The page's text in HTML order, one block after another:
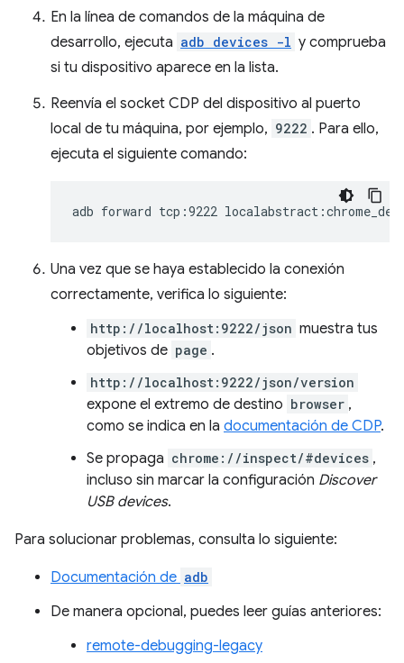
En la línea de comandos de la máquina de
desarrollo, ejecuta adb devices -l y comprueba
si tu dispositivo aparece en la lista.
Reenvía el socket CDP del dispositivo al puerto
local de tu máquina, por ejemplo, 9222 . Para ello,
ejecuta el siguiente comando:
adb forward tcp:9222
Una vez que se haya establecido la conexión
correctamente, verifica lo siguiente:
http://localhost:9222/json muestra tus
objetivos de page .
http://localhost:9222/json/version
expone el extremo de destino browser ,
como se indica en la documentación de CDP.
Se propaga chrome://inspect/#devices ,
incluso sin marcar la configuración Discover
USB devices.
Para solucionar problemas, consulta lo siguiente:
Documentación de adb
De manera opcional, puedes leer guías anteriores:
remote-debugging-legacy